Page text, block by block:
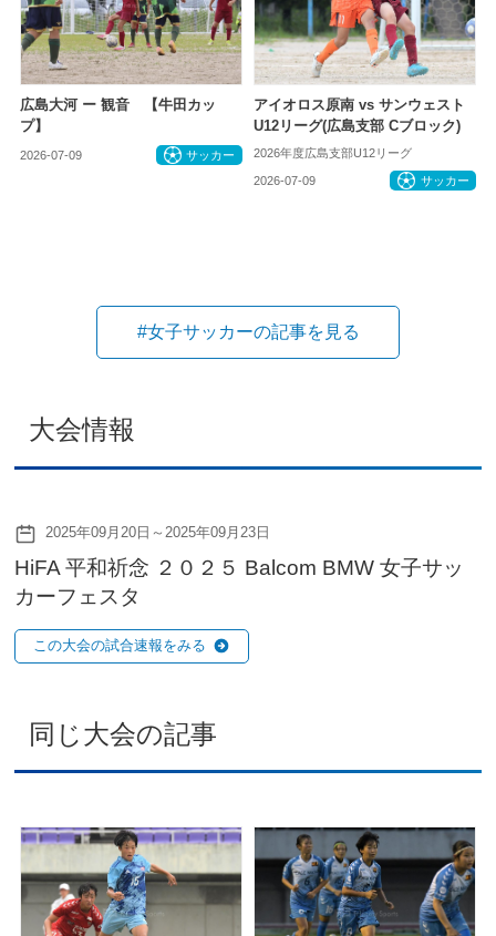
広島大河 ー 観音 【牛田カッ
プ】
2026-07-09 サッカー
アイオロス原南 vs サンウェスト
U12リーグ(広島支部 Cブロック)
2026年度広島支部U12リーグ
2026-07-09 サッカー
#女子サッカーの記事を見る
大会情報
2025年09月20日～2025年09月23日
HiFA 平和祈念 ２０２５ Balcom BMW 女子サッ
カーフェスタ
この大会の試合速報をみる
同じ大会の記事